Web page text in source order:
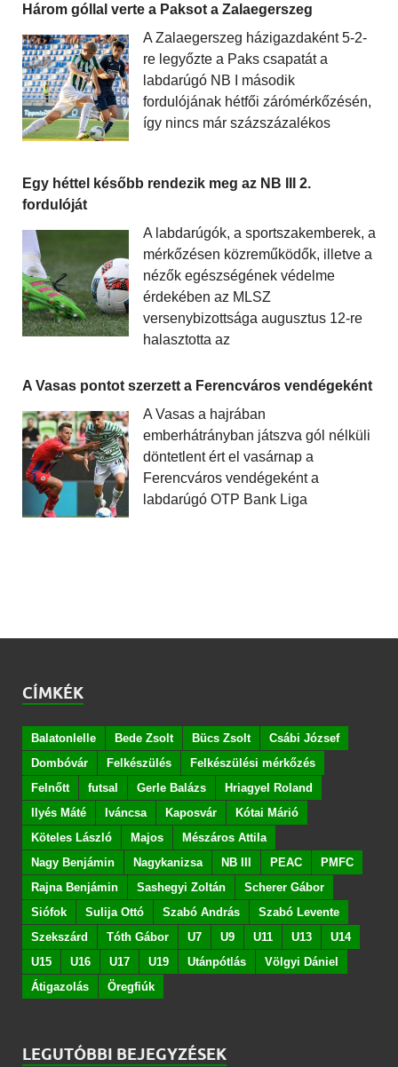
Három góllal verte a Paksot a Zalaegerszeg
A Zalaegerszeg házigazdaként 5-2-
re legyőzte a Paks csapatát a
labdarúgó NB I második
fordulójának hétfői zárómérkőzésén,
így nincs már százszázalékos
Egy héttel később rendezik meg az NB III 2.
fordulóját
A labdarúgók, a sportszakemberek, a
mérkőzésen közreműködők, illetve a
nézők egészségének védelme
érdekében az MLSZ
versenybizottsága augusztus 12-re
halasztotta az
A Vasas pontot szerzett a Ferencváros vendégeként
A Vasas a hajrában
emberhátrányban játszva gól nélküli
döntetlent ért el vasárnap a
Ferencváros vendégeként a
labdarúgó OTP Bank Liga
CÍMKÉK
Balatonlelle Bede Zsolt Bücs Zsolt
Csábi József
Dombóvár
Felkészülés
Felkészülési mérkőzés
Felnőtt
futsal Gerle Balázs
Hriagyel Roland
Ilyés Máté
Iváncsa Kaposvár
Kótai Márió
Köteles László
Majos
Mészáros Attila
Nagy Benjámin
Nagykanizsa NB III PEAC
PMFC
Rajna Benjámin
Sashegyi Zoltán
Scherer Gábor
Siófok
Sulija Ottó Szabó András
Szabó Levente
Szekszárd
Tóth Gábor U7 U9 U11 U13
U14
U15
U16 U17 U19 Utánpótlás
Völgyi Dániel
Átigazolás
Öregfiúk
LEGUTÓBBI BEJEGYZÉSEK